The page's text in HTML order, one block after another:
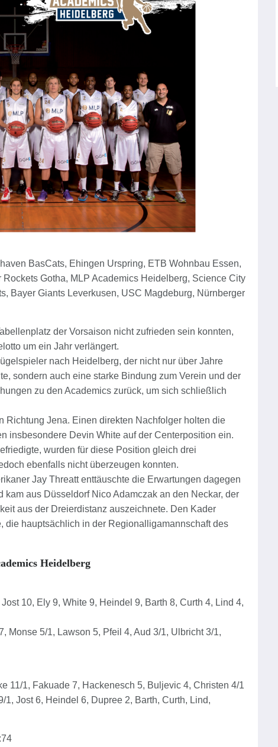
BasCats, Ehingen Urspring, ETB Wohnbau Essen,
Gotha, MLP Academics Heidelberg, Science City
Bayer Giants Leverkusen, USC Magdeburg, Nürnberger
der Vorsaison nicht zufrieden sein konnten,
um ein Jahr verlängert.
nach Heidelberg, der nicht nur über Jahre
sondern auch eine starke Bindung zum Verein und der
zu den Academics zurück, um sich schließlich
Jena. Einen direkten Nachfolger holten die
insbesondere Devin White auf der Centerposition ein.
wurden für diese Position gleich drei
ebenfalls nicht überzeugen konnten.
Jay Threatt enttäuschte die Erwartungen dagegen
aus Düsseldorf Nico Adamczak an den Neckar, der
aus der Dreierdistanz auszeichnete. Den Kader
die hauptsächlich in der Regionalligamannschaft des
Heidelberg
10, Ely 9, White 9, Heindel 9, Barth 8, Curth 4, Lind 4,
Monse 5/1, Lawson 5, Pfeil 4, Aud 3/1, Ulbricht 3/1,
11/1, Fakuade 7, Hackenesch 5, Buljevic 4, Christen 4/1
Jost 6, Heindel 6, Dupree 2, Barth, Curth, Lind,